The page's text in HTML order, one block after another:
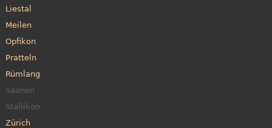
Liestal
Meilen
Opfikon
Pratteln
Rümlang
Saanen
Stallikon
Zürich